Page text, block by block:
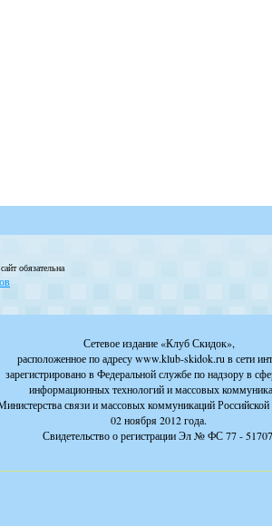
обязательна
Сетевое издание «Клуб Скидок»,
расположенное по адресу www.klub-skidok.ru в сети
зарегистрировано в Федеральной службе по надзору в
информационных технологий и массовых
связи и массовых коммуникаций
02 ноября 2012 года.
Свидетельство о регистрации Эл № ФС 77 -